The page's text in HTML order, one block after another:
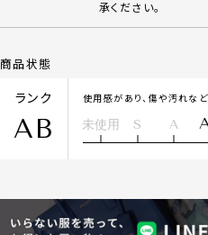
承ください。
商品状態
ランク
AB
使用感があり、傷や汚れな
未使用 S A